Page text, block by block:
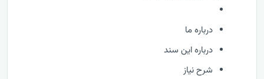
درباره ما
درباره این سند
شرح نیاز